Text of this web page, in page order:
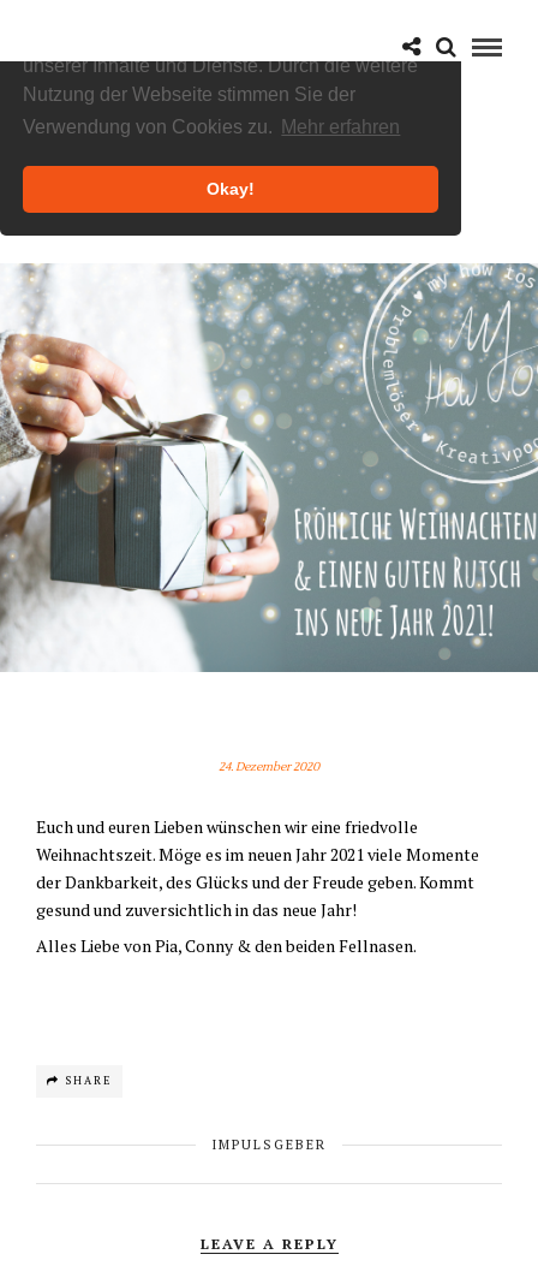
unserer Inhalte und Dienste. Durch die weitere
Nutzung der Webseite stimmen Sie der
Verwendung von Cookies zu.
Mehr erfahren
Okay!
24. Dezember 2020
Euch und euren Lieben wünschen wir eine friedvolle
Weihnachtszeit. Möge es im neuen Jahr 2021 viele Momente
der Dankbarkeit, des Glücks und der Freude geben. Kommt
gesund und zuversichtlich in das neue Jahr!
Alles Liebe von Pia, Conny & den beiden Fellnasen.
SHARE
IMPULSGEBER
LEAVE A REPLY